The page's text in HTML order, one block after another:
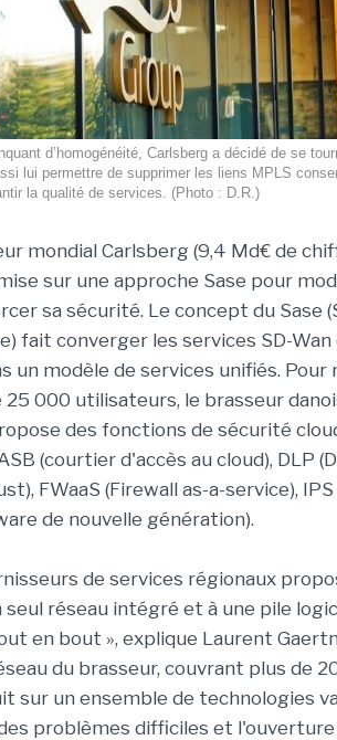
d’homogénéité, Carlsberg a décidé de se
lui permettre de supprimer les liens MPLS
la qualité de services. (Photo : D.R.)
mondial Carlsberg (9,4 Md€ de
sur une approche Sase pour
sa sécurité. Le concept du Sase
fait converger les services SD-Wan
un modèle de services unifiés. Pour
25 000 utilisateurs, le brasseur
des fonctions de sécurité
(courtier d'accès au cloud), DLP
FWaaS (Firewall as-a-service), IPS
de nouvelle génération).
de services régionaux
réseau intégré et à une pile
en bout », explique Laurent
du brasseur, couvrant plus de
sur un ensemble de technologies
problèmes difficiles et l'ouverture